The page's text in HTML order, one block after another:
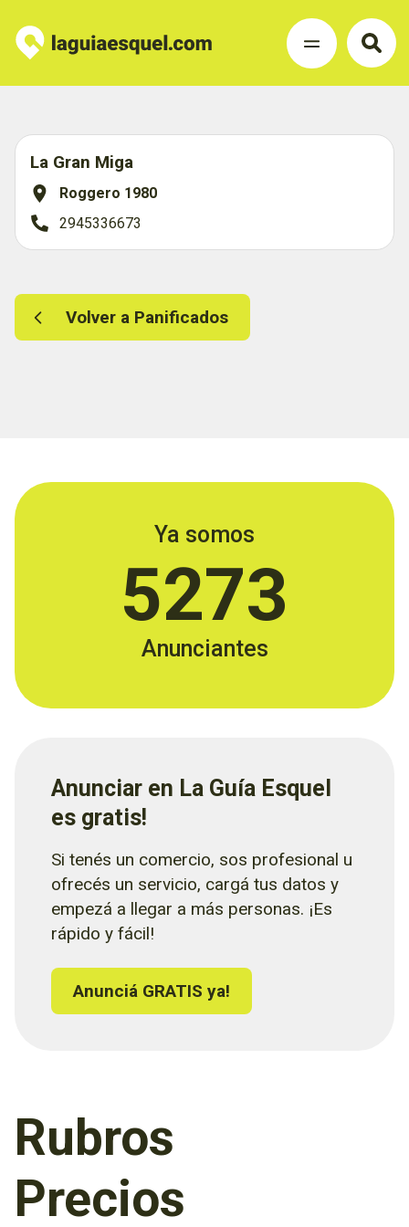
La Gran Miga
Roggero 1980
2945336673
Volver a Panificados
Ya somos
5273
Anunciantes
Anunciar en La Guía Esquel
es gratis!
Si tenés un comercio, sos profesional u
ofrecés un servicio, cargá tus datos y
empezá a llegar a más personas. ¡Es
rápido y fácil!
Anunciá GRATIS ya!
Rubros
Precios